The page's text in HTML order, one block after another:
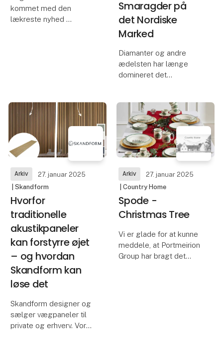
kommet med den
lækreste nyhed
creme er at
Smaragder på
det Nordiske
Marked
Diamanter og andre
ædelsten har længe
domineret det
Colombianske
smaragder
repræsenterer derimod
en frisk og fascinerende
tilføjelse til regionens
Hos Or
Arkiv
27. januar 2025
| Skandform
Hvorfor
traditionelle
akustikpaneler
kan forstyrre øjet
– og hvordan
Skandform kan
løse det
Skandform designer og
sælger vægpaneler til
private og erhverv. Vores
Arkiv
27. januar 2025
| Country Home
Spode -
Christmas Tree
Vi er glade for at kunne
meddele, at Portmeirion
Group har bragt det